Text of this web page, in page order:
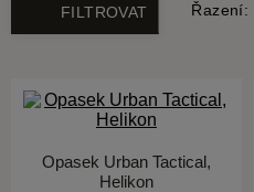
FILTROVAT Řazení:
Opasek Urban Tactical,
Helikon